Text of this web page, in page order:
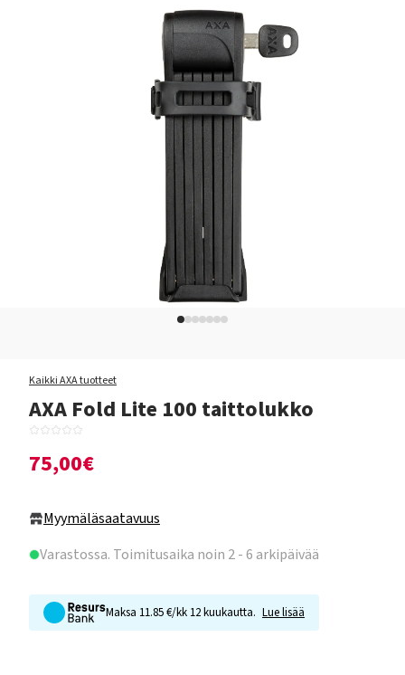
Kaikki AXA tuotteet
AXA Fold Lite 100 taittolukko
75,00€
Myymäläsaatavuus
Varastossa. Toimitusaika noin 2 - 6 arkipäivää
Maksa 11.85 €/kk 12 kuukautta. Lue lisää